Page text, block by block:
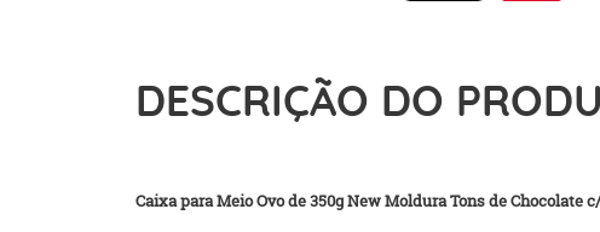
DESCRIÇÃO DO
Caixa para Meio Ovo de 350g New Moldura Tons de Chocolate